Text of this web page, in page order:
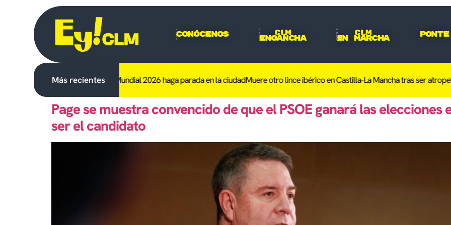
Conócenos CLM
Engancha
CLM
En Marcha
Más recientes
que el trofeo del Mundial 2026 haga parada en la ciudadMuere otro lince ibérico en Castilla-La Mancha tras ser atropellado en
Page se muestra convencido de que el PSOE ganará las
ser el candidato